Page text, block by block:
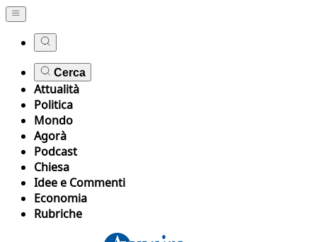
Cerca
Attualità
Politica
Mondo
Agorà
Podcast
Chiesa
Idee e Commenti
Economia
Rubriche